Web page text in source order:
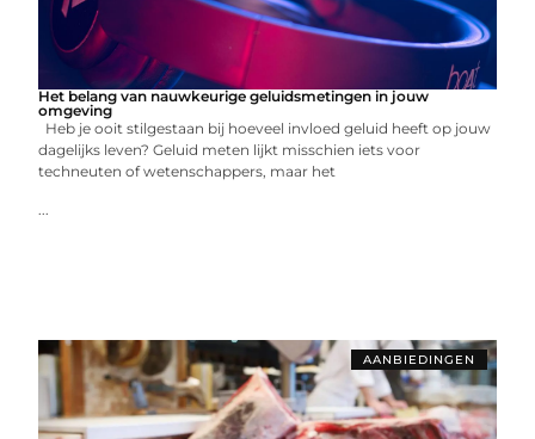
Het belang van nauwkeurige geluidsmetingen in jouw
omgeving
Heb je ooit stilgestaan bij hoeveel invloed geluid heeft op jouw
dagelijks leven? Geluid meten lijkt misschien iets voor
techneuten of wetenschappers, maar het
...
AANBIEDINGEN